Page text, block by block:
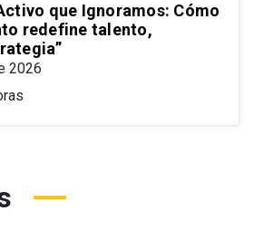
que Ignoramos: Cómo
redefine talento,
2026